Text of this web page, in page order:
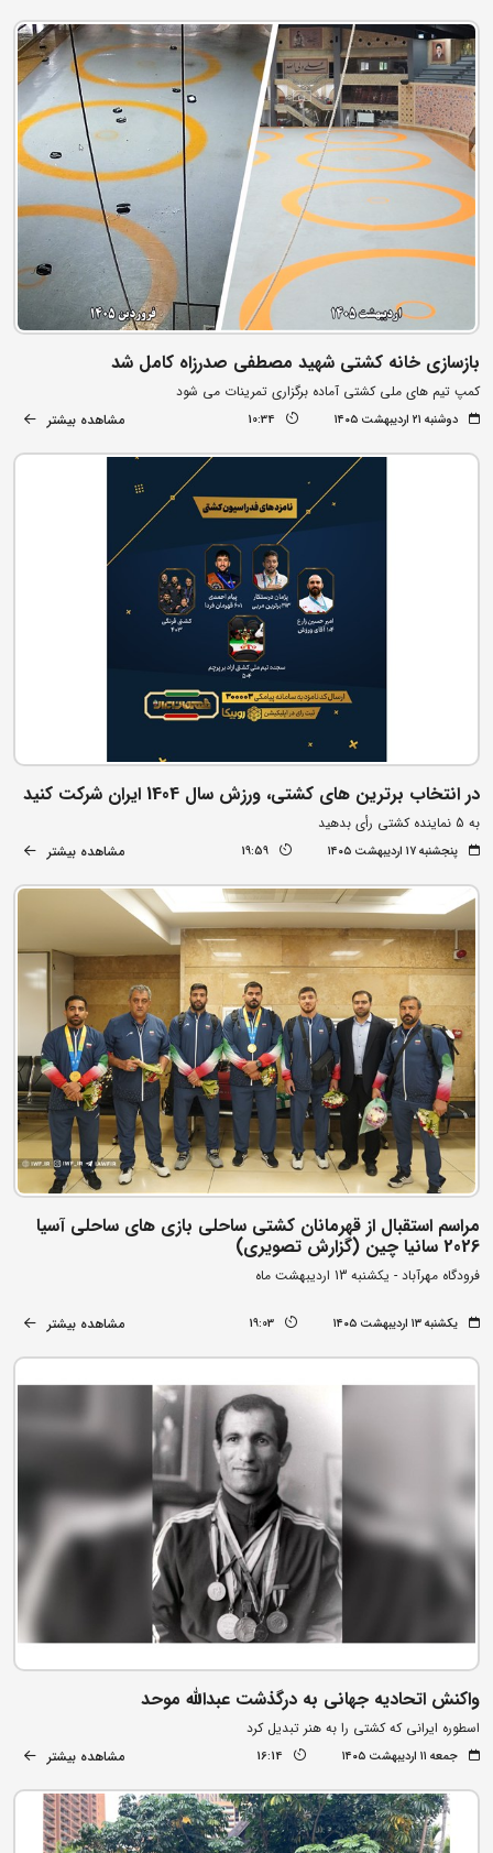
بازسازی خانه کشتی شهید مصطفی صدرزاه کامل شد
کمپ تیم های ملی کشتی آماده برگزاری تمرینات می شود
دوشنبه ۲۱ اردیبهشت ۱۴۰۵ 10:34 مشاهده بیشتر
در انتخاب برترین های کشتی، ورزش سال 1404 ایران شرکت کنید
به 5 نماینده کشتی رأی بدهید
پنجشنبه ۱۷ اردیبهشت ۱۴۰۵ 19:59 مشاهده بیشتر
مراسم استقبال از قهرمانان کشتی ساحلی بازی های ساحلی آسیا
2026 سانیا چین (گزارش تصویری)
فرودگاه مهرآباد - یکشنبه 13 اردیبهشت ماه
یکشنبه ۱۳ اردیبهشت ۱۴۰۵ 19:03 مشاهده بیشتر
واکنش اتحادیه جهانی به درگذشت عبدالله موحد
اسطوره ایرانی که کشتی را به هنر تبدیل کرد
جمعه ۱۱ اردیبهشت ۱۴۰۵ 16:14 مشاهده بیشتر